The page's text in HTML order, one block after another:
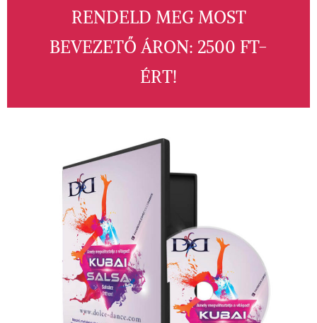
Enchufle doble
RENDELD MEG MOST
BEVEZETŐ ÁRON: 2500 FT-
ÉRT!